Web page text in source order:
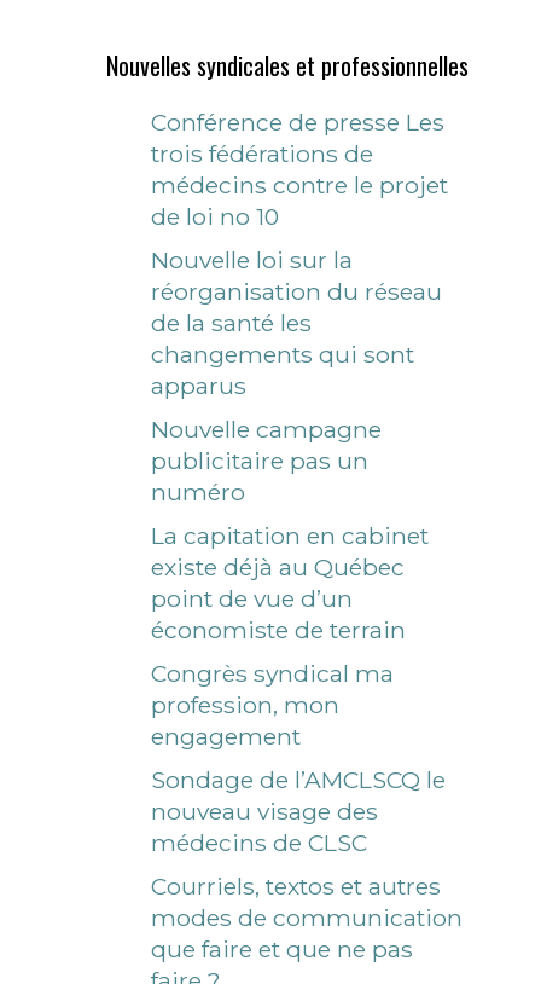
Nouvelles syndicales et professionnelles
Conférence de presse Les
trois fédérations de
médecins contre le projet
de loi no 10
Nouvelle loi sur la
réorganisation du réseau
de la santé les
changements qui sont
apparus
Nouvelle campagne
publicitaire pas un
numéro
La capitation en cabinet
existe déjà au Québec
point de vue d’un
économiste de terrain
Congrès syndical ma
profession, mon
engagement
Sondage de l’AMCLSCQ le
nouveau visage des
médecins de CLSC
Courriels, textos et autres
modes de communication
que faire et que ne pas